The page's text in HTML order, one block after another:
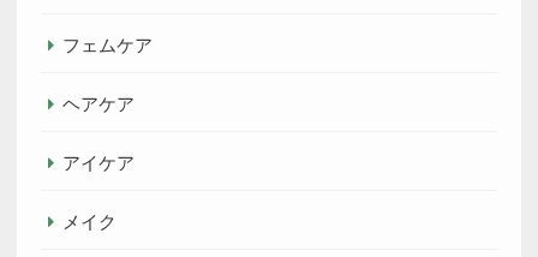
フェムケア
ヘアケア
アイケア
メイク